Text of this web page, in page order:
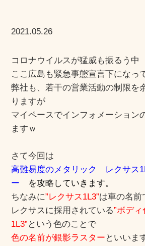
2021.05.26
コロナウイルスが猛威も振るう中
ここ広島も緊急事態宣言下になっ
弊社も、若干の営業活動の制限を
りますが
マイペースでインフォメーション
ますｗ
さて今回は
高難易度のメタリック レクサス
ー を攻略していきます。
ちなみに”レクサス1L3”は車の名前
レクサスに採用されている”ボデ
1L3” という色のことで
色の名前が銀影ラスター といいま